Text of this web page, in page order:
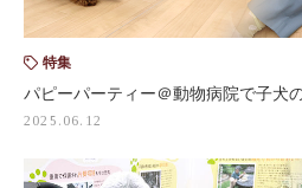
特集
パピーパーティー＠動物病院で子犬
2025.06.12